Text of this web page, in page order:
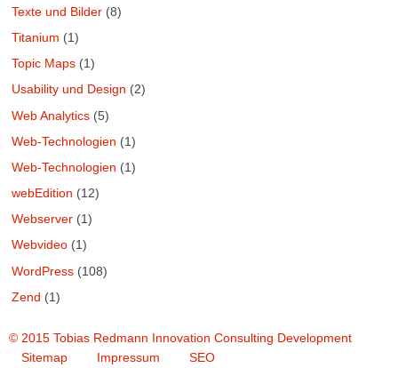
Texte und Bilder (8)
Titanium (1)
Topic Maps (1)
Usability und Design (2)
Web Analytics (5)
Web-Technologien (1)
Web-Technologien (1)
webEdition (12)
Webserver (1)
Webvideo (1)
WordPress (108)
Zend (1)
© 2015 Tobias Redmann Innovation Consulting Development
Sitemap
Impressum SEO